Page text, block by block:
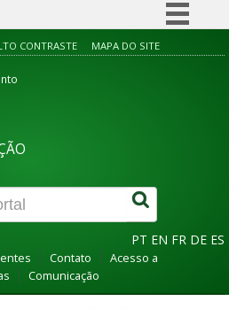
Simplifique!
Canais
CONTRASTE MAPA DO SITE
PT EN FR DE ES
Contato
Acesso a
Comunicação